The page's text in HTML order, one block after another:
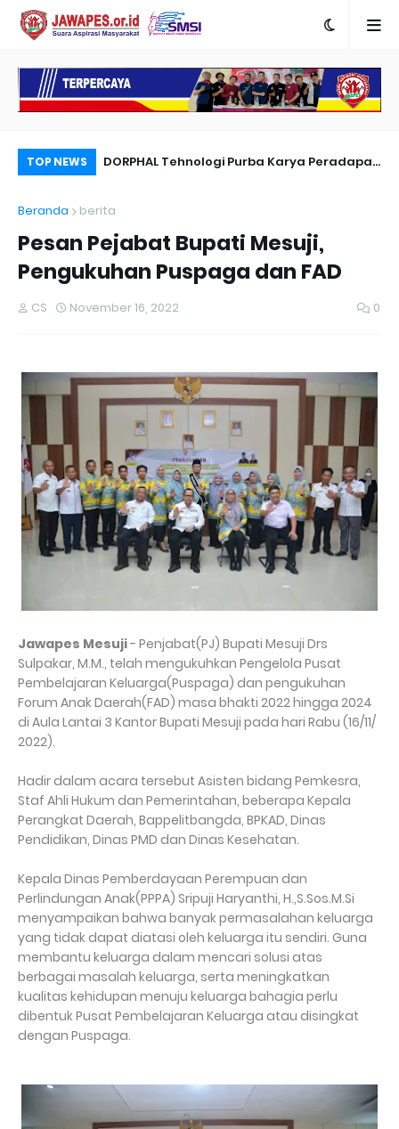
TOP NEWS
Anies
DORPHAL Tehnologi Purba Karya Peradapan
Beranda
berita
Pesan Pejabat Bupati Mesuji,
Pengukuhan Puspaga dan FAD
CS November 16, 2022 0
Jawapes Mesuji- Penjabat(PJ) Bupati Mesuji Drs
Sulpakar, M.M., telah mengukuhkan Pengelola Pusat
Pembelajaran Keluarga(Puspaga) dan pengukuhan
Forum Anak Daerah(FAD) masa bhakti 2022 hingga 2024
di Aula Lantai 3 Kantor Bupati Mesuji pada hari Rabu (16/11/
2022).
Hadir dalam acara tersebut Asisten bidang Pemkesra,
Staf Ahli Hukum dan Pemerintahan, beberapa Kepala
Perangkat Daerah, Bappelitbangda, BPKAD, Dinas
Pendidikan, Dinas PMD dan Dinas Kesehatan.
Kepala Dinas Pemberdayaan Perempuan dan
Perlindungan Anak(PPPA) Sripuji Haryanthi, H.,S.Sos.M.Si
menyampaikan bahwa banyak permasalahan keluarga
yang tidak dapat diatasi oleh keluarga itu sendiri. Guna
membantu keluarga dalam mencari solusi atas
berbagai masalah keluarga, serta meningkatkan
kualitas kehidupan menuju keluarga bahagia perlu
dibentuk Pusat Pembelajaran Keluarga atau disingkat
dengan Puspaga.